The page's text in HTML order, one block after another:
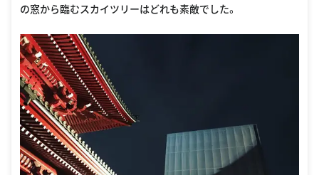
の窓から臨むスカイツリーはどれも素敵でした。